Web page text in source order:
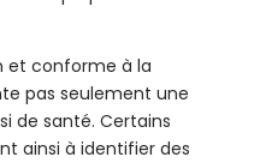
et conforme à la
pas seulement une
de santé. Certains
ainsi à identifier des